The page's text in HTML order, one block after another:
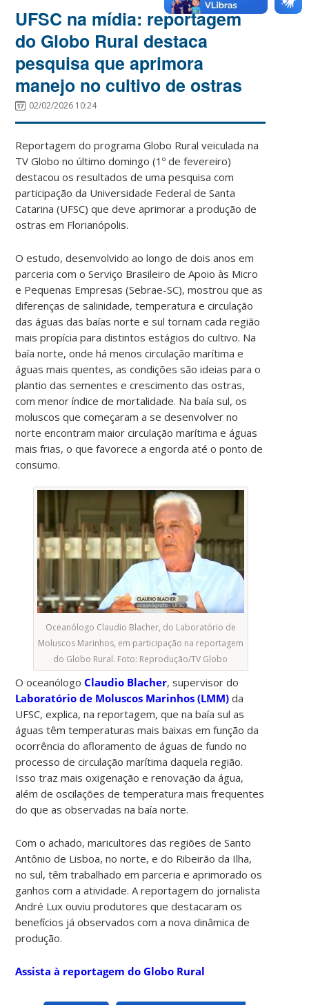
UFSC na mídia: reportagem
do Globo Rural destaca
pesquisa que aprimora
manejo no cultivo de ostras
02/02/2026 10:24
Reportagem do programa Globo Rural veiculada na
TV Globo no último domingo (1º de fevereiro)
destacou os resultados de uma pesquisa com
participação da Universidade Federal de Santa
Catarina (UFSC) que deve aprimorar a produção de
ostras em Florianópolis.
O estudo, desenvolvido ao longo de dois anos em
parceria com o Serviço Brasileiro de Apoio às Micro
e Pequenas Empresas (Sebrae-SC), mostrou que as
diferenças de salinidade, temperatura e circulação
das águas das baías norte e sul tornam cada região
mais propícia para distintos estágios do cultivo. Na
baía norte, onde há menos circulação marítima e
águas mais quentes, as condições são ideias para o
plantio das sementes e crescimento das ostras,
com menor índice de mortalidade. Na baía sul, os
moluscos que começaram a se desenvolver no
norte encontram maior circulação marítima e águas
mais frias, o que favorece a engorda até o ponto de
consumo.
Oceanólogo Claudio Blacher, do Laboratório de
Moluscos Marinhos, em participação na reportagem
do Globo Rural. Foto: Reprodução/TV Globo
O oceanólogoClaudio Blacher, supervisor do
Laboratório de Moluscos Marinhos (LMM) da
UFSC, explica, na reportagem, que na baía sul as
águas têm temperaturas mais baixas em função da
ocorrência do afloramento de águas de fundo no
processo de circulação marítima daquela região.
Isso traz mais oxigenação e renovação da água,
além de oscilações de temperatura mais frequentes
do que as observadas na baía norte.
Com o achado, maricultores das regiões de Santo
Antônio de Lisboa, no norte, e do Ribeirão da Ilha,
no sul, têm trabalhado em parceria e aprimorado os
ganhos com a atividade. A reportagem do jornalista
André Lux ouviu produtores que destacaram os
benefícios já observados com a nova dinâmica de
produção.
Assista à reportagem do Globo Rural